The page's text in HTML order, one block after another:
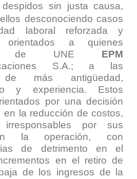
sin justa causa,
desconociendo casos
laboral reforzada y
orientados a quienes
de UNE EPM
S.A.; a las
de más antigüedad,
y experiencia. Estos
por una decisión
en la reducción de costos,
por sus
la operación, con
de detrimento en el
en el retiro de
de los ingresos de la